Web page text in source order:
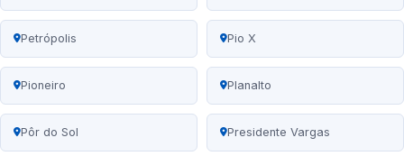
Petrópolis Pio X
Pioneiro Planalto
Pôr do Sol Presidente Vargas